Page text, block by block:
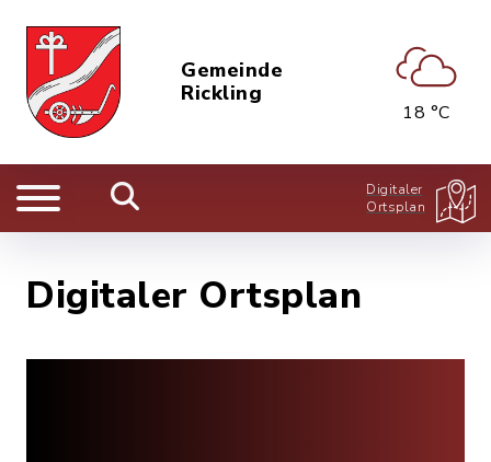
Gemeinde
Rickling
18 °C
Digitaler
Ortsplan
Digitaler Ortsplan